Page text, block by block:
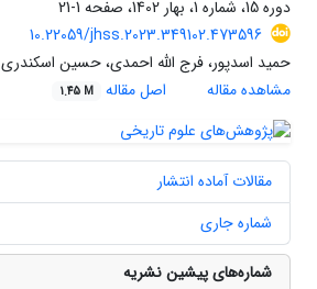
دوره 15، شماره 1، بهار 1402، صفحه
1-21
10.22059/jhss.2023.349102.473596
حمید اسدپور، فرج الله احمدی، حسین اسکندری
مشاهده مقاله
اصل مقاله 1.45 M
مقالات آماده انتشار
شماره جاری
شماره‌های پیشین نشریه